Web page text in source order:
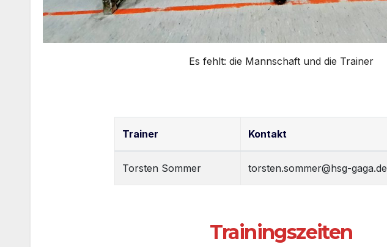
Es fehlt: die Mannschaft und die Trainer
Trainer Kontakt
Torsten Sommer torsten.sommer@hsg-gaga.de
Trainingszeiten